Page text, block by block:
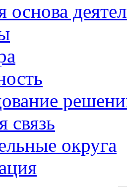
основа
связь
округа